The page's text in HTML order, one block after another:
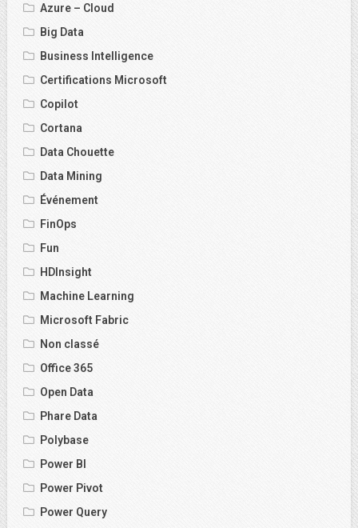
Azure – Cloud
Big Data
Business Intelligence
Certifications Microsoft
Copilot
Cortana
Data Chouette
Data Mining
Événement
FinOps
Fun
HDInsight
Machine Learning
Microsoft Fabric
Non classé
Office 365
Open Data
Phare Data
Polybase
Power BI
Power Pivot
Power Query